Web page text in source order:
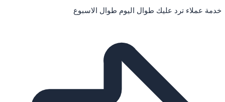
خدمة عملاء ترد عليك طوال اليوم طوال الاسبوع